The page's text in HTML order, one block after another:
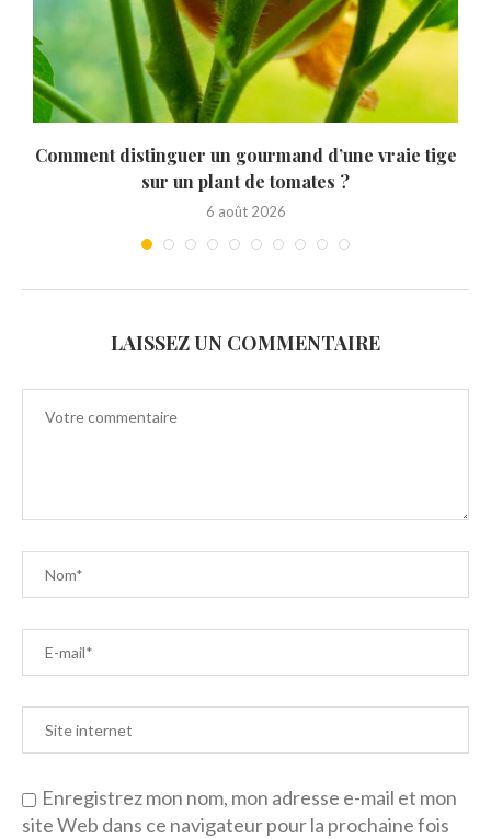
Comment distinguer un gourmand d’une vraie tige
sur un plant de tomates ?
6 août 2026
LAISSEZ UN COMMENTAIRE
Enregistrez mon nom, mon adresse e-mail et mon
site Web dans ce navigateur pour la prochaine fois